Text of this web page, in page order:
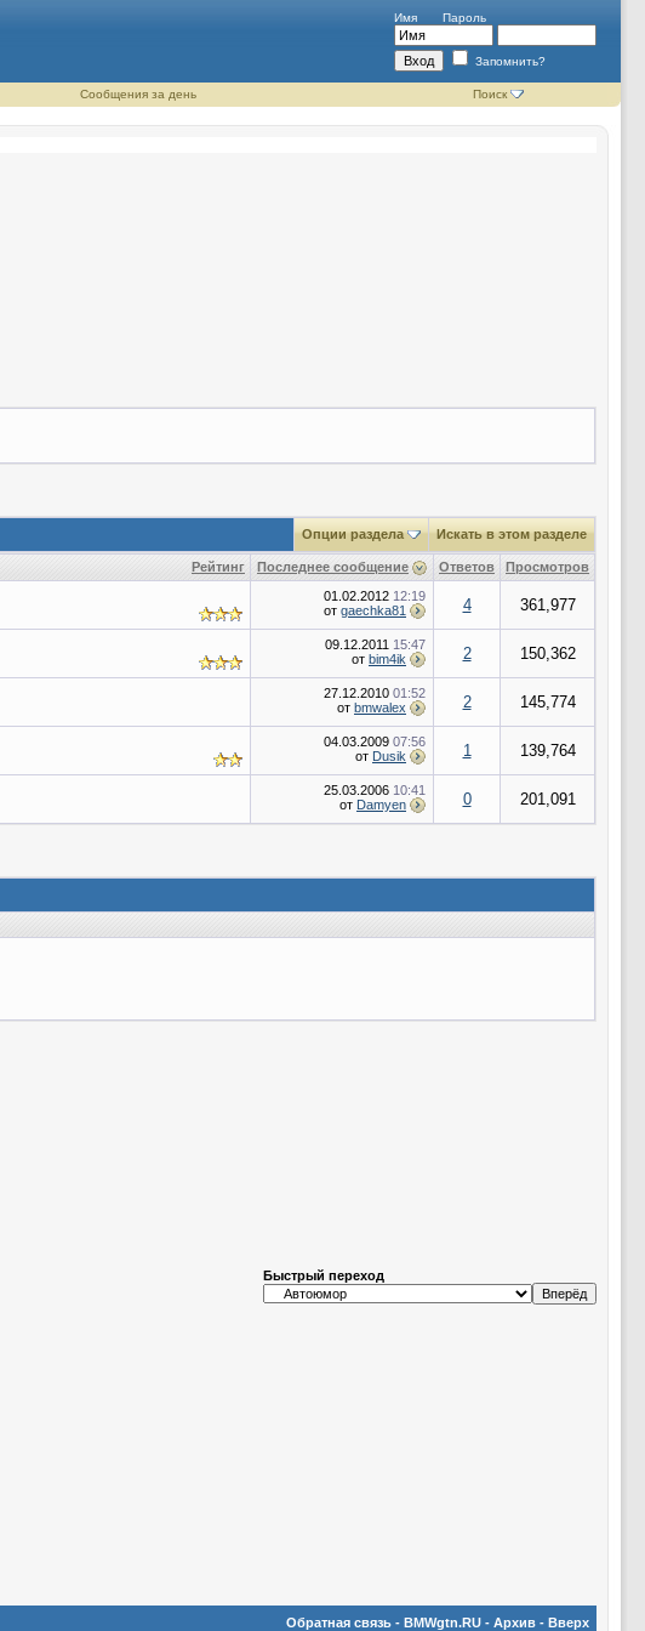
Имя Пароль
Запомнить?
Сообщения за день Поиск
Опции раздела Искать в этом разделе
Рейтинг Последнее сообщение Ответов Просмотров
01.02.2012 12:19
от gaechka81 4 361,977
09.12.2011 15:47
от bim4ik 2 150,362
27.12.2010 01:52
от bmwalex 2 145,774
04.03.2009 07:56
от Dusik 1 139,764
25.03.2006 10:41
от Damyen 0 201,091
Быстрый переход
Обратная связь - BMWgtn.RU - Архив - Вверх